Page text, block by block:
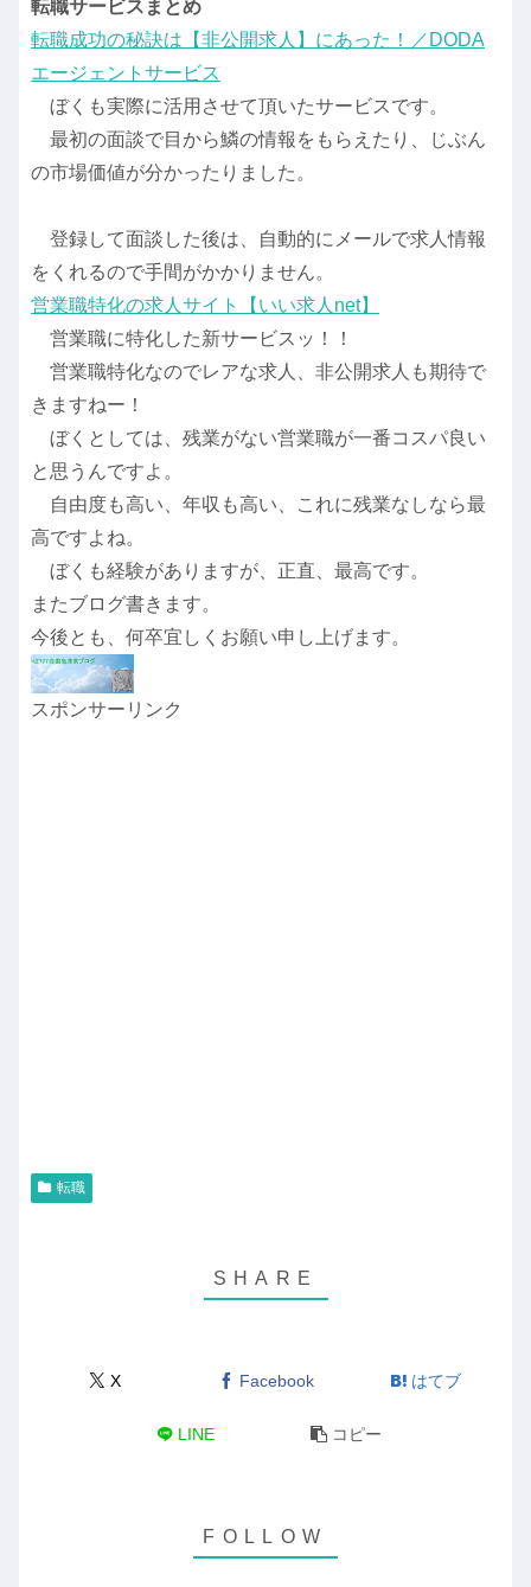
転職サービスまとめ
転職成功の秘訣は【非公開求人】にあった！／DODA
エージェントサービス
ぼくも実際に活用させて頂いたサービスです。
最初の面談で目から鱗の情報をもらえたり、じぶん
の市場価値が分かったりました。
登録して面談した後は、自動的にメールで求人情報
をくれるので手間がかかりません。
営業職特化の求人サイト【いい求人net】
営業職に特化した新サービスッ！！
営業職特化なのでレアな求人、非公開求人も期待で
きますねー！
ぼくとしては、残業がない営業職が一番コスパ良い
と思うんですよ。
自由度も高い、年収も高い、これに残業なしなら最
高ですよね。
ぼくも経験がありますが、正直、最高です。
またブログ書きます。
今後とも、何卒宜しくお願い申し上げます。
スポンサーリンク
転職
X Facebook はてブ
LINE コピー